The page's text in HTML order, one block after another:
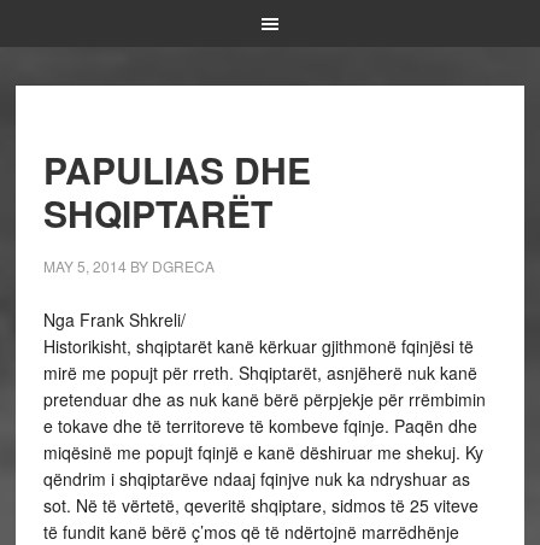
PAPULIAS DHE
SHQIPTARËT
MAY 5, 2014 BY DGRECA
Nga Frank Shkreli/
Historikisht, shqiptarët kanë kërkuar gjithmonë fqinjësi të
mirë me popujt për rreth. Shqiptarët, asnjëherë nuk kanë
pretenduar dhe as nuk kanë bërë përpjekje për rrëmbimin
e tokave dhe të territoreve të kombeve fqinje. Paqën dhe
miqësinë me popujt fqinjë e kanë dëshiruar me shekuj. Ky
qëndrim i shqiptarëve ndaaj fqinjve nuk ka ndryshuar as
sot. Në të vërtetë, qeveritë shqiptare, sidmos të 25 viteve
të fundit kanë bërë ç’mos që të ndërtojnë marrëdhënje